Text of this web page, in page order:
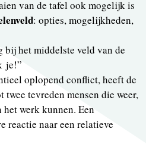
van de tafel ook mogelijk is
: opties, mogelijkheden,
bij het middelste veld van de
je!”
oplopend conflict, heeft de
tevreden mensen die weer,
werk kunnen. Een
reactie naar een relatieve